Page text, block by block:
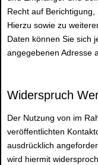
Recht auf
Hierzu sowie zu
Daten können Sie sich
angegebenen Adresse
Widerspruch
Der Nutzung von im
veröffentlichten
ausdrücklich
wird hiermit